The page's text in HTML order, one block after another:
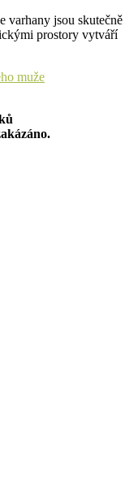
varhany jsou skutečně
prostory vytváří
muže